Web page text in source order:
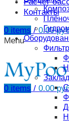
Контакты
0 items / 0.00
Menu
0 items / 0.00